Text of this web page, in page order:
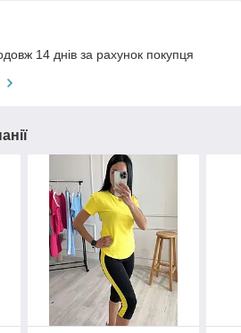
14 днів за рахунок покупця